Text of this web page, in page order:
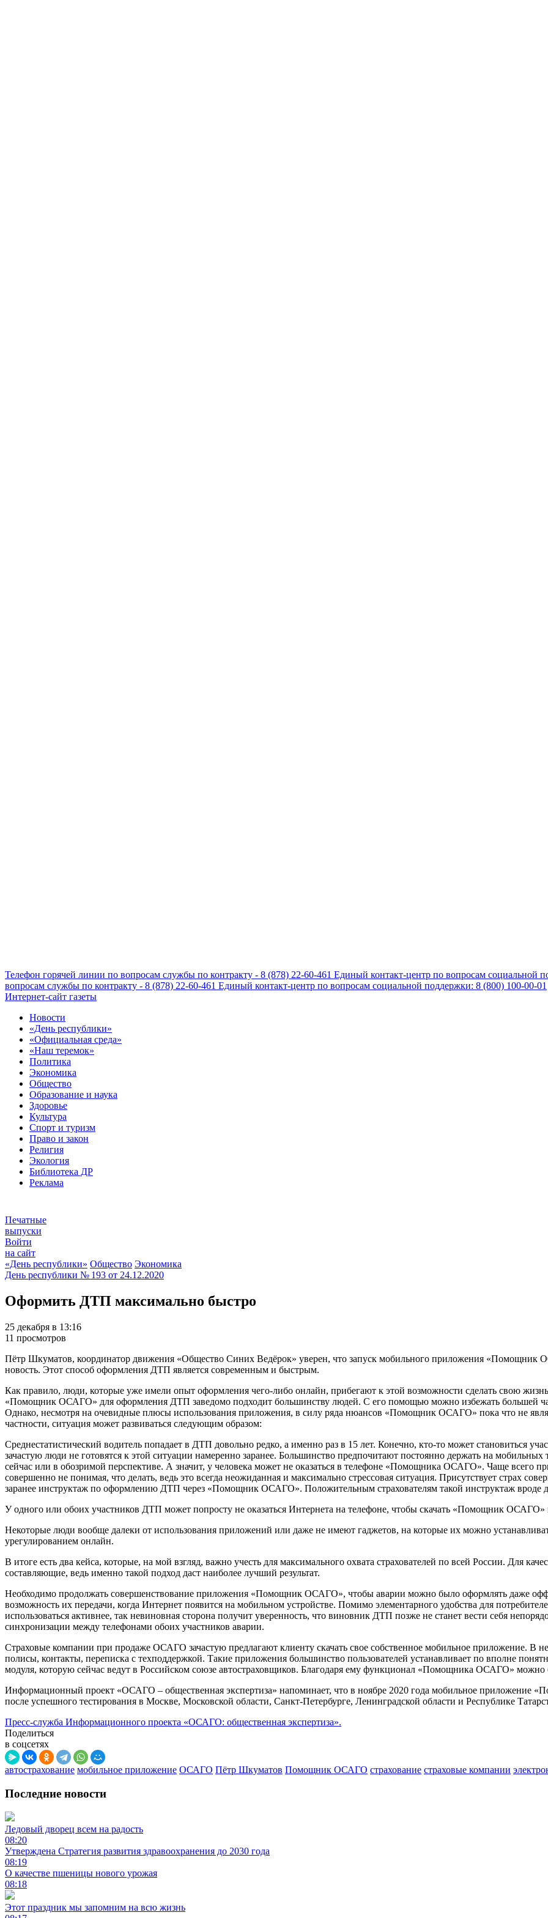
Телефон горячей линии по вопросам службы по контракту - 8 (878) 22-60-461 Единый контакт-центр по вопросам социальной
вопросам службы по контракту - 8 (878) 22-60-461 Единый контакт-центр по вопросам социальной поддержки: 8 (800) 100-00-01
Интернет-сайт газеты
Новости
«День республики»
«Официальная среда»
«Наш теремок»
Политика
Экономика
Общество
Образование и наука
Здоровье
Культура
Спорт и туризм
Право и закон
Религия
Экология
Библиотека ДР
Реклама
Печатные
выпуски
Войти
на сайт
«День республики» Общество Экономика
День республики № 193 от 24.12.2020
Оформить ДТП максимально быстро
25 декабря в 13:16
11 просмотров
Пётр Шкуматов, координатор движения «Общество Синих Ведёрок» уверен, что запуск мобильного приложения «Помощник
новость. Этот способ оформления ДТП является современным и быстрым.
Как правило, люди, которые уже имели опыт оформления чего-либо онлайн, прибегают к этой возможности сделать свою
«Помощник ОСАГО» для оформления ДТП заведомо подходит большинству людей. С его помощью можно избежать большей
Однако, несмотря на очевидные плюсы использования приложения, в силу ряда нюансов «Помощник ОСАГО» пока что не
частности, ситуация может развиваться следующим образом:
Среднестатистический водитель попадает в ДТП довольно редко, а именно раз в 15 лет. Конечно, кто-то может становиться
зачастую люди не готовятся к этой ситуации намеренно заранее. Большинство предпочитают постоянно держать на
сейчас или в обозримой перспективе. А значит, у человека может не оказаться в телефоне «Помощника ОСАГО». Чаще всего
совершенно не понимая, что делать, ведь это всегда неожиданная и максимально стрессовая ситуация. Присутствует страх
заранее инструктаж по оформлению ДТП через «Помощник ОСАГО». Положительным страхователям такой инструктаж вроде
У одного или обоих участников ДТП может попросту не оказаться Интернета на телефоне, чтобы скачать «Помощник ОСАГО»
Некоторые люди вообще далеки от использования приложений или даже не имеют гаджетов, на которые их можно
урегулированием онлайн.
В итоге есть два кейса, которые, на мой взгляд, важно учесть для максимального охвата страхователей по всей России. Для
составляющие, ведь именно такой подход даст наиболее лучший результат.
Необходимо продолжать совершенствование приложения «Помощник ОСАГО», чтобы аварии можно было оформлять даже
возможность их передачи, когда Интернет появится на мобильном устройстве. Помимо элементарного удобства для
использоваться активнее, так невиновная сторона получит уверенность, что виновник ДТП позже не станет вести себя
синхронизации между телефонами обоих участников аварии.
Страховые компании при продаже ОСАГО зачастую предлагают клиенту скачать свое собственное мобильное приложение. В
полисы, контакты, переписка с техподдержкой. Такие приложения большинство пользователей устанавливает по вполне
модуля, которую сейчас ведут в Российском союзе автостраховщиков. Благодаря ему функционал «Помощника ОСАГО» можно
Информационный проект «ОСАГО – общественная экспертиза» напоминает, что в ноябре 2020 года мобильное приложение
после успешного тестирования в Москве, Московской области, Санкт-Петербурге, Ленинградской области и Республике
Пресс-служба Информационного проекта «ОСАГО: общественная экспертиза».
Поделиться
в соцсетях
автострахование мобильное приложение ОСАГО Пётр Шкуматов Помощник ОСАГО страхование страховые компании
Последние новости
Ледовый дворец всем на радость
08:20
Утверждена Стратегия развития здравоохранения до 2030 года
08:19
О качестве пшеницы нового урожая
08:18
Этот праздник мы запомним на всю жизнь